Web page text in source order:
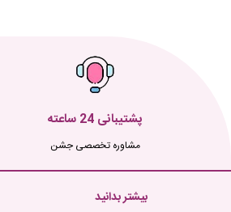
پشتیبانی 24 ساعته
مشاوره تخصصی جشن
بیشتر بدانید